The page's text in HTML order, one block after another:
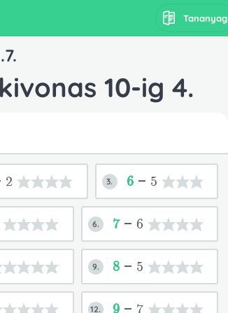
Tananyag
10-ig 4.
3. 6-5
6. 7-6
9. 8-5
12. 9-7
írd a neveket külön sorba.